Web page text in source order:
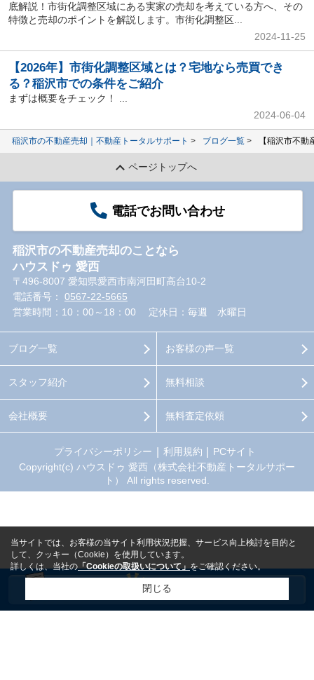
底解説！市街化調整区域にある実家の売却を考えている方へ、その
特徴と売却のポイントを解説します。市街化調整区...
2024-11-25
【2026年】市街化調整区域とは？宅地なら売買でき
る？稲沢市での条件をご紹介
まずは概要をチェック！ ...
2024-06-04
稲沢市の不動産売却｜不動産トータルサポート ブログ一覧 【稲沢市不
ページトップへ
電話でお問い合わせ
稲沢市の不動産売却のことなら
ハウスドゥ 愛西
〒496-8007 愛知県愛西市南河田町高台10-2
電話番号： 0567-22-5665
営業時間：10：00～18：00
定休日：毎週 水曜日
ブログ一覧
スタッフ紹介
会社概要
お客様の声一覧
無料相談
無料査定依頼
プライバシーポリシー 利用規約
PCサイト
Copyright(c) ハウスドゥ 愛西（株式会社不動産トータルサポー
ト） All rights reserved.
当サイトでは、お客様の当サイト利用状況把握、サービス向上検討を目的と
して、クッキー（Cookie）を使用しています。
詳しくは、当社の「Cookieの取扱いについて」をご確認ください。
閉じる